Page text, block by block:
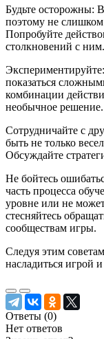
Будьте осторожны:
поэтому не слишком
Попробуйте
столкновений с ним.
показаться
комбинации
необычное решение.
Сотрудничайте с
быть не только
Обсуждайте
Не бойтесь
часть процесса
уровне или не
стесняйтесь
сообществам игры.
Следуя этим
насладиться игрой
Ответы (0)
Нет ответов